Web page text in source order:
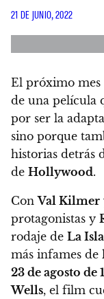
21 DE JUNIO, 2022
El próximo mes
de una película
por ser la
sino porque
historias detrás
de Hollywood.
ConVal Kilmer
protagonistas y
rodaje de La
más infames de
23 de agosto de
Wells, el film